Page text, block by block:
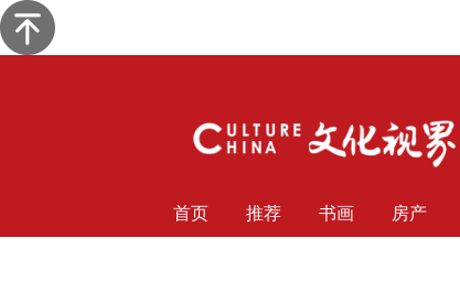
首页 推荐 书画 房产